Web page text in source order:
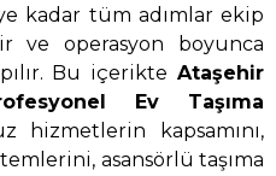
kadar tüm adımlar ekip
ve operasyon boyunca
Bu içerikte Ataşehir
Ev Taşıma
hizmetlerin kapsamını,
asansörlü taşıma